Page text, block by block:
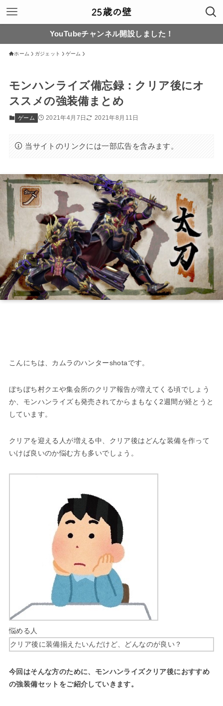
YouTubeチャンネル開設しました！
ホーム ガジェット ゲーム
モンハンライズ備忘録：クリア後にオ
ススメの強装備まとめ
ゲーム 2021年4月7日 2021年8月11日
当サイトのリンクには一部広告を含みます。
こんにちは、カムラのハンターshotaです。
ぼちぼち村クエや集会所のクリア報告が増えてくる頃でしょう
か、モンハンライズも発売されてからまもなく2週間が経とうと
しています。
クリアを迎える人が増える中、クリア後はどんな装備を作って
いけば良いのか悩む方も多いでしょう。
悩める人
クリア後に装備揃えたいんだけど、どんなのが良い？
今回はそんな方のために、モンハンライズクリア後におすすめ
の強装備セットをご紹介していきます。